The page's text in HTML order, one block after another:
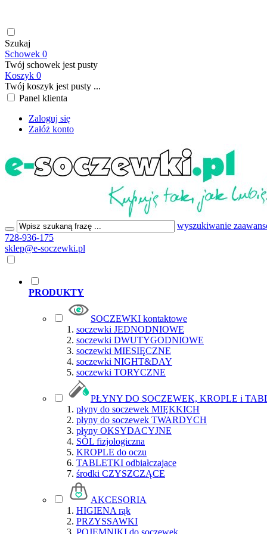
Szukaj
Schowek 0
Twój schowek jest pusty
Koszyk 0
Twój koszyk jest pusty ...
Panel klienta
Zaloguj się
Załóż konto
wyszukiwanie
728-936-175
sklep@e-soczewki.pl
PRODUKTY
SOCZEWKI kontaktowe
soczewki JEDNODNIOWE
soczewki DWUTYGODNIOWE
soczewki MIESIĘCZNE
soczewki NIGHT&DAY
soczewki TORYCZNE
PŁYNY DO SOCZEWEK, KROPLE i
płyny do soczewek MIĘKKICH
płyny do soczewek TWARDYCH
płyny OKSYDACYJNE
SÓL fizjologiczna
KROPLE do oczu
TABLETKI odbiałczajace
środki CZYSZCZĄCE
AKCESORIA
HIGIENA rąk
PRZYSSAWKI
POJEMNIKI do soczewek